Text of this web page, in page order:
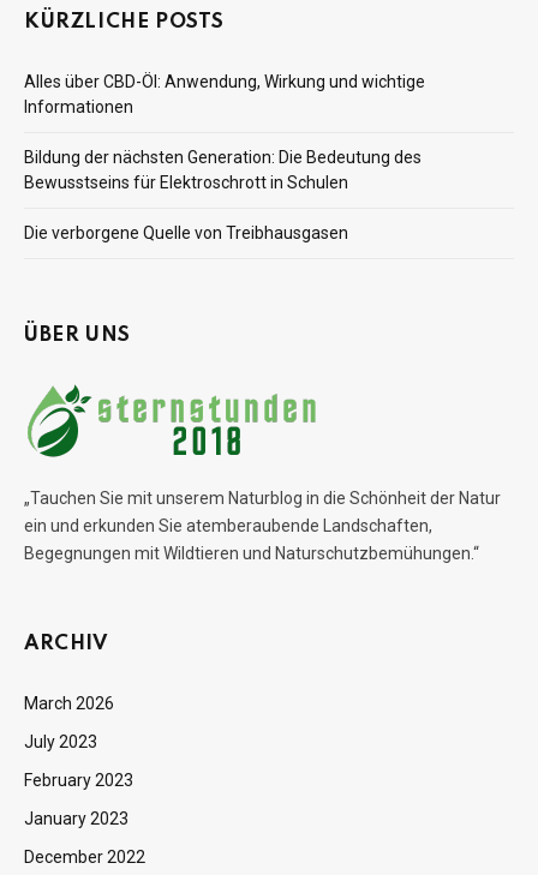
KÜRZLICHE POSTS
Alles über CBD-Öl: Anwendung, Wirkung und wichtige
Informationen
Bildung der nächsten Generation: Die Bedeutung des
Bewusstseins für Elektroschrott in Schulen
Die verborgene Quelle von Treibhausgasen
ÜBER UNS
„Tauchen Sie mit unserem Naturblog in die Schönheit der Natur
ein und erkunden Sie atemberaubende Landschaften,
Begegnungen mit Wildtieren und Naturschutzbemühungen.“
ARCHIV
March 2026
July 2023
February 2023
January 2023
December 2022